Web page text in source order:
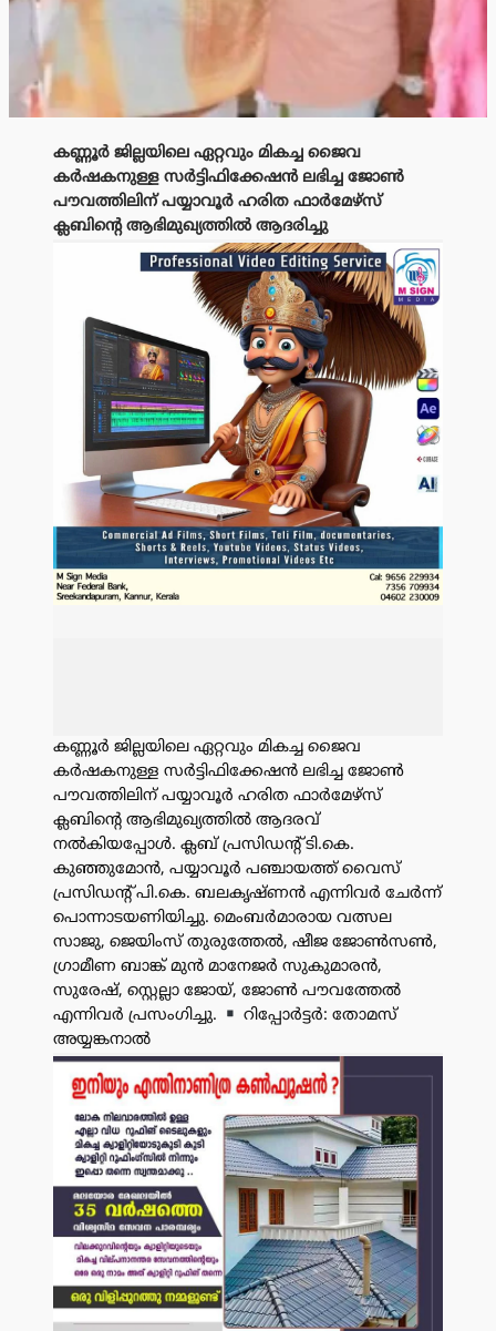
കണ്ണൂർ ജില്ലയിലെ ഏറ്റവും മികച്ച ജൈവ
കർഷകനുള്ള സർട്ടിഫിക്കേഷൻ ലഭിച്ച ജോൺ
പൗവത്തിലിന് പയ്യാവൂർ ഹരിത ഫാർമേഴ്സ്
ക്ലബിൻ്റെ ആഭിമുഖ്യത്തിൽ ആദരിച്ചു
പരസ്യം
കണ്ണൂർ ജില്ലയിലെ ഏറ്റവും മികച്ച ജൈവ
കർഷകനുള്ള സർട്ടിഫിക്കേഷൻ ലഭിച്ച ജോൺ
പൗവത്തിലിന് പയ്യാവൂർ ഹരിത ഫാർമേഴ്സ്
ക്ലബിൻ്റെ ആഭിമുഖ്യത്തിൽ ആദരവ്
നൽകിയപ്പോൾ. ക്ലബ് പ്രസിഡൻ്റ് ടി.കെ.
കുഞ്ഞുമോൻ, പയ്യാവൂർ പഞ്ചായത്ത് വൈസ്
പ്രസിഡൻ്റ് പി.കെ. ബലകൃഷ്ണൻ എന്നിവർ ചേർന്ന്
പൊന്നാടയണിയിച്ചു. മെംബർമാരായ വത്സല
സാജു, ജെയിംസ് തുരുത്തേൽ, ഷീജ ജോൺസൺ,
ഗ്രാമീണ ബാങ്ക് മുൻ മാനേജർ സുകുമാരൻ,
സുരേഷ്, സ്റ്റെല്ലാ ജോയ്, ജോൺ പൗവത്തേൽ
എന്നിവർ പ്രസംഗിച്ചു.
റിപ്പോർട്ടർ: തോമസ്
അയ്യങ്കനാൽ
പരസ്യം